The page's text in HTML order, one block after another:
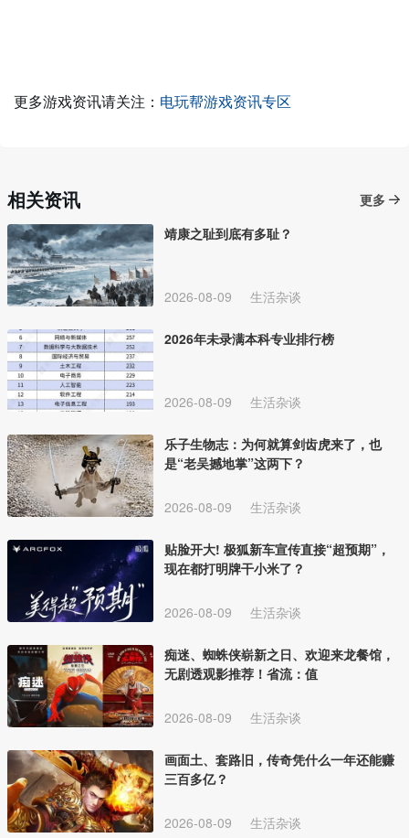
更多游戏资讯请关注： 电玩帮游戏资讯专区
相关资讯
更多
靖康之耻到底有多耻？
2026-08-09 生活杂谈
2026年未录满本科专业排行榜
2026-08-09 生活杂谈
乐子生物志：为何就算剑齿虎来了，也
是“老吴撼地掌”这两下？
2026-08-09 生活杂谈
贴脸开大! 极狐新车宣传直接“超预期”，
现在都打明牌干小米了？
2026-08-09 生活杂谈
痴迷、蜘蛛侠崭新之日、欢迎来龙餐馆，
无剧透观影推荐！省流：值
2026-08-09 生活杂谈
画面土、套路旧，传奇凭什么一年还能赚
三百多亿？
2026-08-09 生活杂谈